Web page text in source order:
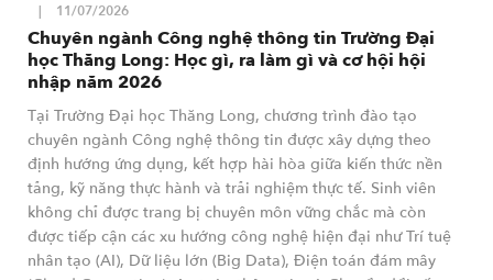
11/07/2026
Chuyên ngành Công nghệ thông tin Trường Đại
học Thăng Long: Học gì, ra làm gì và cơ hội hội
nhập năm 2026
Tại Trường Đại học Thăng Long, chương trình đào tạo
chuyên ngành Công nghệ thông tin được xây dựng theo
định hướng ứng dụng, kết hợp hài hòa giữa kiến thức nền
tảng, kỹ năng thực hành và trải nghiệm thực tế. Sinh viên
không chỉ được trang bị chuyên môn vững chắc mà còn
được tiếp cận các xu hướng công nghệ hiện đại như Trí tuệ
nhân tạo (AI), Dữ liệu lớn (Big Data), Điện toán đám mây